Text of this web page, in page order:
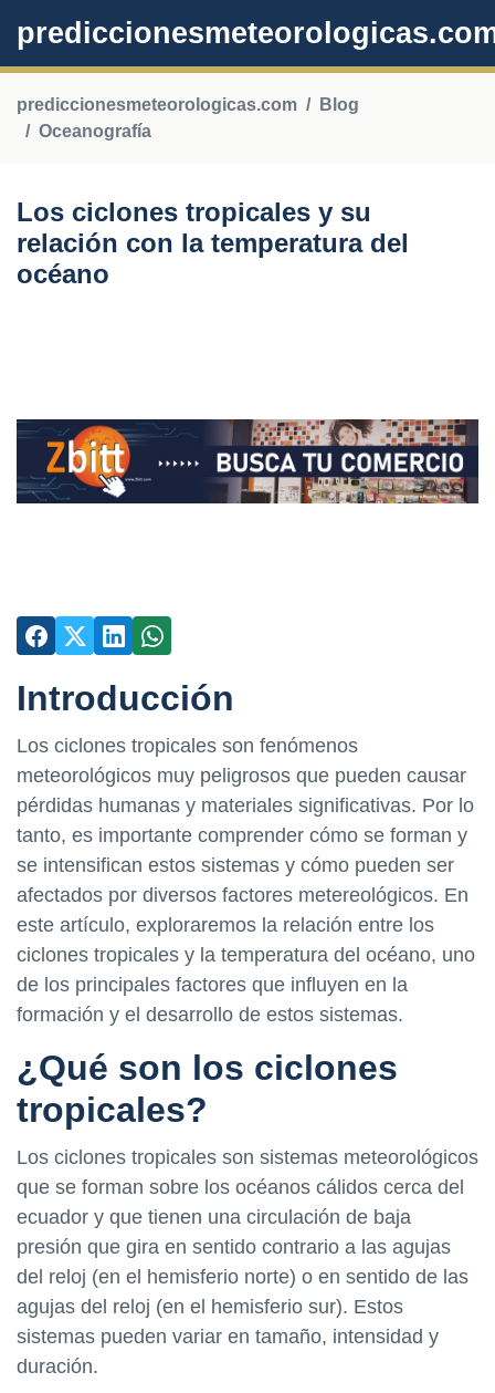
prediccionesmeteorologicas.com
Blog
Oceanografía
Los ciclones tropicales y su
relación con la temperatura del
océano
Introducción
Los ciclones tropicales son fenómenos
meteorológicos muy peligrosos que pueden causar
pérdidas humanas y materiales significativas. Por lo
tanto, es importante comprender cómo se forman y
se intensifican estos sistemas y cómo pueden ser
afectados por diversos factores metereológicos. En
este artículo, exploraremos la relación entre los
ciclones tropicales y la temperatura del océano, uno
de los principales factores que influyen en la
formación y el desarrollo de estos sistemas.
¿Qué son los ciclones
tropicales?
Los ciclones tropicales son sistemas meteorológicos
que se forman sobre los océanos cálidos cerca del
ecuador y que tienen una circulación de baja
presión que gira en sentido contrario a las agujas
del reloj (en el hemisferio norte) o en sentido de las
agujas del reloj (en el hemisferio sur). Estos
sistemas pueden variar en tamaño, intensidad y
duración.